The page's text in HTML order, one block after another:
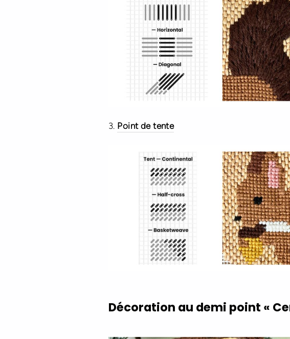
3. Point de tente
Décoration au demi point «